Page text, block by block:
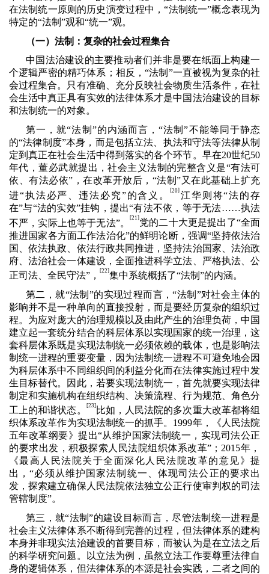
在法制统一原则的历史演变过程中，“法制统一”概念表现为
特定的“法制”观和“统一”观。
（一）法制：复杂的社会过程集合
中国法治建设的主要推动者们并非是要在纸面上构建一
个逻辑严密的精巧体系；相反，“法制”一直被视为复杂的社
会过程集合。只有准确、充分反映社会物质生活条件，在社
会生活中真正具有实效的法律体系才是中国法治建设的目标
和法制统一的对象。
第一，就“法制”的内涵而言，“法制”不能等同于静态
的“法律制度”本身，而是包括立法、执法和守法等法律从制
定到真正在社会生活中得到落实的各个环节。早在20世纪50
年代，董必武就提出，社会主义法制的完整含义是“有法可
依、有法必依”，在改革开放后，“法制”又在此基础上扩充
进“执法必严、违法必究”的含义。
[20]
江华则将“法的存
在”与“法的实效”挂钩，提出“有法不依，等于无法……执法
不严，实际上也等于无法”。
[21] 党的二十大更是提出了“全面
推进国家各方面工作法治化”的鲜明论断，强调“坚持依法治
国、依法执政、依法行政共同推进，坚持法治国家、法治政
府、法治社会一体建设，全面推进科学立法、严格执法、公
正司法、全民守法”，
[22]集中系统概括了“法制”的内涵。
第二，就“法制”的实现过程而言，“法制”对社会主体的
影响并不是一种单向的直接投射，而是要经历复杂的组织过
程。为应对庞大的治理规模以及由此产生的治理负荷，中国
建立起一套统分结合的科层体系以实现国家的统一治理，这
套科层体系既是实现法制统一必须依赖的载体，也是影响法
制统一进程的重要变量，因为法制统一进程不可避免地会因
为科层体系中不同组织间的利益分化而在法律实施过程中发
生目标替代。因此，若要实现法制统一，首先就要实现法律
制定和实施机构在组织结构、决策流程、行为规范、角色分
工上的和谐状态。
[23]比如，人民法院的多次重大改革都将组
织体系改革作为实现法制统一的抓手。 1999年，《人民法院
五年改革纲要》提出“从维护国家法制统一，实现司法公正
的要求出发，积极探索人民法院组织体系改革”； 2015年，
《最高人民法院关于全面深化人民法院改革的意见》提
出，“必须从维护国家法制统一、体现司法公正的要求出
发，探索建立确保人民法院依法独立公正行使审判权的司法
管辖制度”。
第三，就“法制”的建设目标而言，尽管法制统一进程是
社会主义法律体系不断得到完善的过程，但法律体系的建构
本身并非现实法治建设的首要目标，而被认为是在立法之后
的科学研究问题。以立法为例，虽然立法工作要尊重法律自
身的逻辑体系，但法律体系的本源是社会实践，二者之间的